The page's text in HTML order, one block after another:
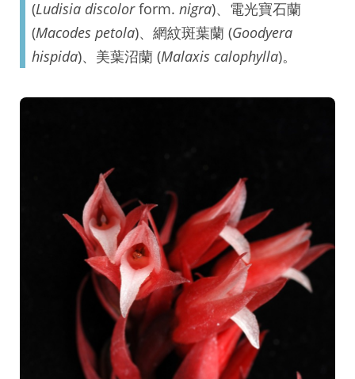
(Ludisia discolorform. nigra)、電光寶石蘭
(Macodes petola)、網紋斑葉蘭 (Goodyera
hispida)、美葉沼蘭 (Malaxis calophylla)。